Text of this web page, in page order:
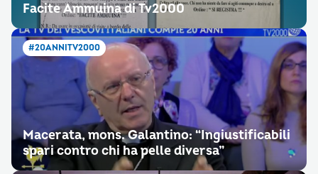
Facite Ammuina di Tv2000
#20ANNITV2000
Macerata, mons. Galantino: “Ingiustificabili
spari contro chi ha pelle diversa”